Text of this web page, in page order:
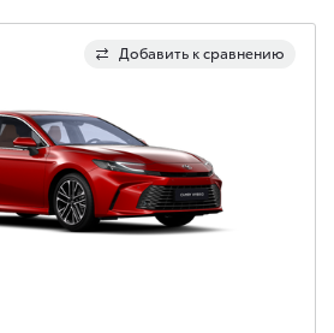
Добавить к сравнению